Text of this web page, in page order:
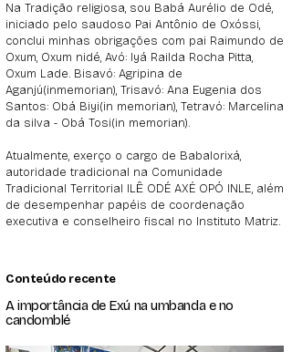
Na Tradição religiosa, sou Babá Aurélio de Odé,
iniciado pelo saudoso Pai Antônio de Oxóssi,
conclui minhas obrigações com pai Raimundo de
Oxum, Oxum nidé, Avó: Iyá Railda Rocha Pitta,
Oxum Lade. Bisavó: Agripina de
Aganjú(inmemorian), Trisavó: Ana Eugenia dos
Santos: Obá Biyi(in memorian), Tetravó: Marcelina
da silva - Obá Tosi(in memorian).
Atualmente, exerço o cargo de Babalorixá,
autoridade tradicional na Comunidade
Tradicional Territorial ILÊ ODÉ AXÉ OPÓ INLE, além
de desempenhar papéis de coordenação
executiva e conselheiro fiscal no Instituto Matriz.
Conteúdo recente
A importância de Exú na umbanda e no
candomblé